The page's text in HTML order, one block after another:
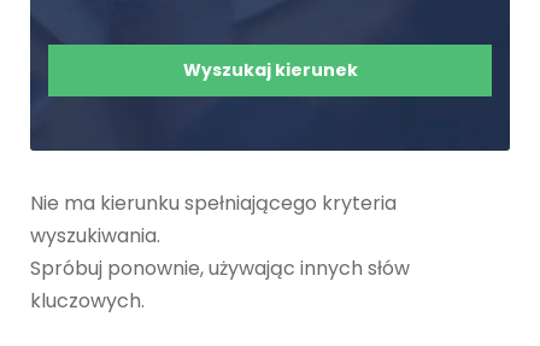
Nie ma kierunku spełniającego kryteria
wyszukiwania.
Spróbuj ponownie, używając innych słów
kluczowych.